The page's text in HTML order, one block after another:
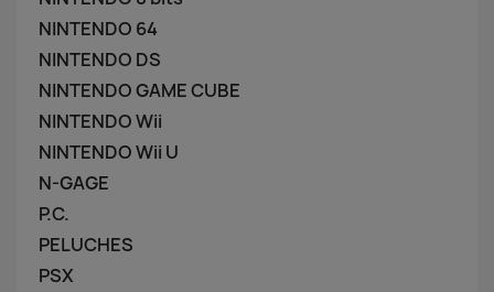
NINTENDO 64
NINTENDO DS
NINTENDO GAME CUBE
NINTENDO Wii
NINTENDO Wii U
N-GAGE
P.C.
PELUCHES
PSX